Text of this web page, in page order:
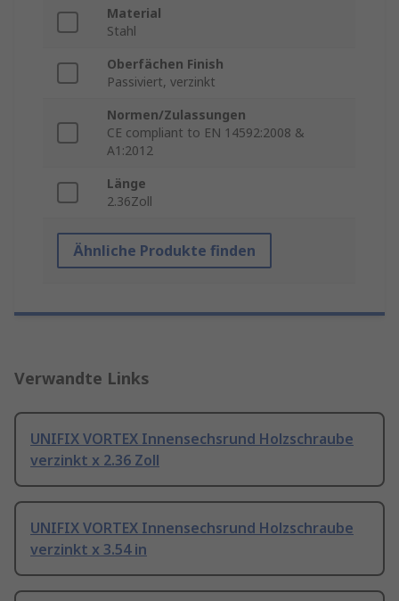
Material
Stahl
Oberfächen Finish
Passiviert, verzinkt
Normen/Zulassungen
CE compliant to EN 14592:2008 &
A1:2012
Länge
2.36Zoll
Ähnliche Produkte finden
Verwandte Links
UNIFIX VORTEX Innensechsrund Holzschraube
verzinkt x 2.36 Zoll
UNIFIX VORTEX Innensechsrund Holzschraube
verzinkt x 3.54 in